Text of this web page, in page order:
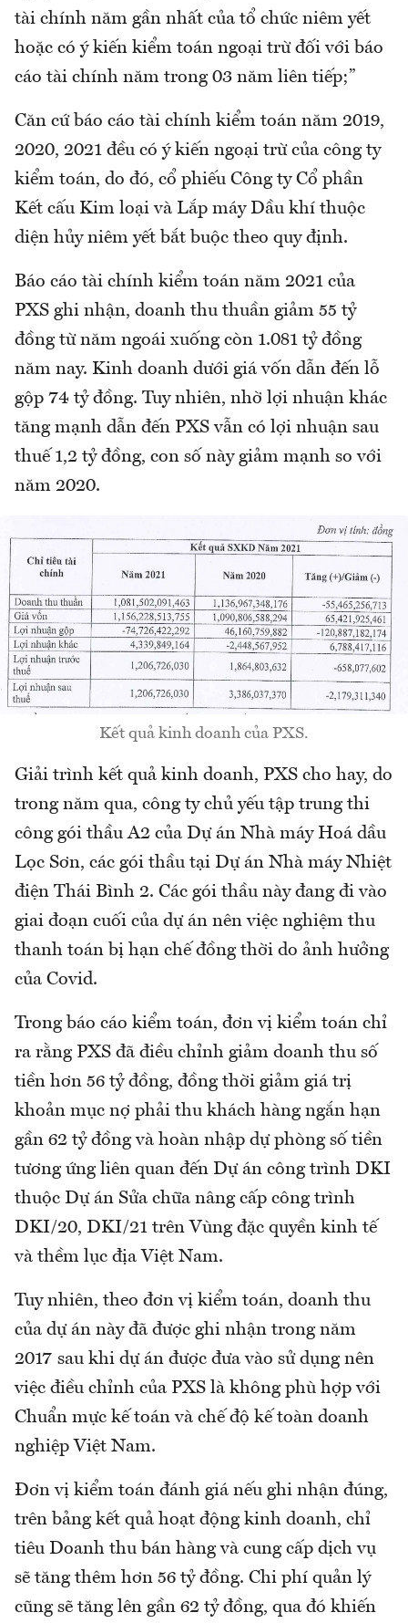
tài chính năm gần nhất của tổ chức niêm yết
hoặc có ý kiến kiểm toán ngoại trừ đối với báo
cáo tài chính năm trong 03 năm liên tiếp;”
Căn cứ báo cáo tài chính kiểm toán năm 2019,
2020, 2021 đều có ý kiến ngoại trừ của công ty
kiểm toán, do đó, cổ phiếu Công ty Cổ phần
Kết cấu Kim loại và Lắp máy Dầu khí thuộc
diện hủy niêm yết bắt buộc theo quy định.
Báo cáo tài chính kiểm toán năm 2021 của
PXS ghi nhận, doanh thu thuần giảm 55 tỷ
đồng từ năm ngoái xuống còn 1.081 tỷ đồng
năm nay. Kinh doanh dưới giá vốn dẫn đến lỗ
gộp 74 tỷ đồng. Tuy nhiên, nhờ lợi nhuận khác
tăng mạnh dẫn đến PXS vẫn có lợi nhuận sau
thuế 1,2 tỷ đồng, con số này giảm mạnh so với
năm 2020.
Kết quả kinh doanh của PXS.
Giải trình kết quả kinh doanh, PXS cho hay, do
trong năm qua, công ty chủ yếu tập trung thi
công gói thầu A2 của Dự án Nhà máy Hoá dầu
Lọc Sơn, các gói thầu tại Dự án Nhà máy Nhiệt
điện Thái Bình 2. Các gói thầu này đang đi vào
giai đoạn cuối của dự án nên việc nghiệm thu
thanh toán bị hạn chế đồng thời do ảnh hưởng
của Covid.
Trong báo cáo kiểm toán, đơn vị kiểm toán chỉ
ra rằng PXS đã điều chỉnh giảm doanh thu số
tiền hơn 56 tỷ đồng, đồng thời giảm giá trị
khoản mục nợ phải thu khách hàng ngắn hạn
gần 62 tỷ đồng và hoàn nhập dự phòng số tiền
tương ứng liên quan đến Dự án công trình DKI
thuộc Dự án Sửa chữa nâng cấp công trình
DKI/20, DKI/21 trên Vùng đặc quyền kinh tế
và thềm lục địa Việt Nam.
Tuy nhiên, theo đơn vị kiểm toán, doanh thu
của dự án này đã được ghi nhận trong năm
2017 sau khi dự án được đưa vào sử dụng nên
việc điều chỉnh của PXS là không phù hợp với
Chuẩn mực kế toán và chế độ kế toàn doanh
nghiệp Việt Nam.
Đơn vị kiểm toán đánh giá nếu ghi nhận đúng,
trên bảng kết quả hoạt động kinh doanh, chỉ
tiêu Doanh thu bán hàng và cung cấp dịch vụ
sẽ tăng thêm hơn 56 tỷ đồng. Chi phí quản lý
cũng sẽ tăng lên gần 62 tỷ đồng, qua đó khiến